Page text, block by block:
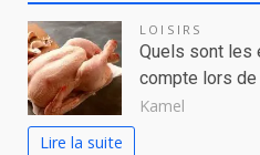
LOISIRS
Quels sont les
compte lors de
Kamel
Lire la suite